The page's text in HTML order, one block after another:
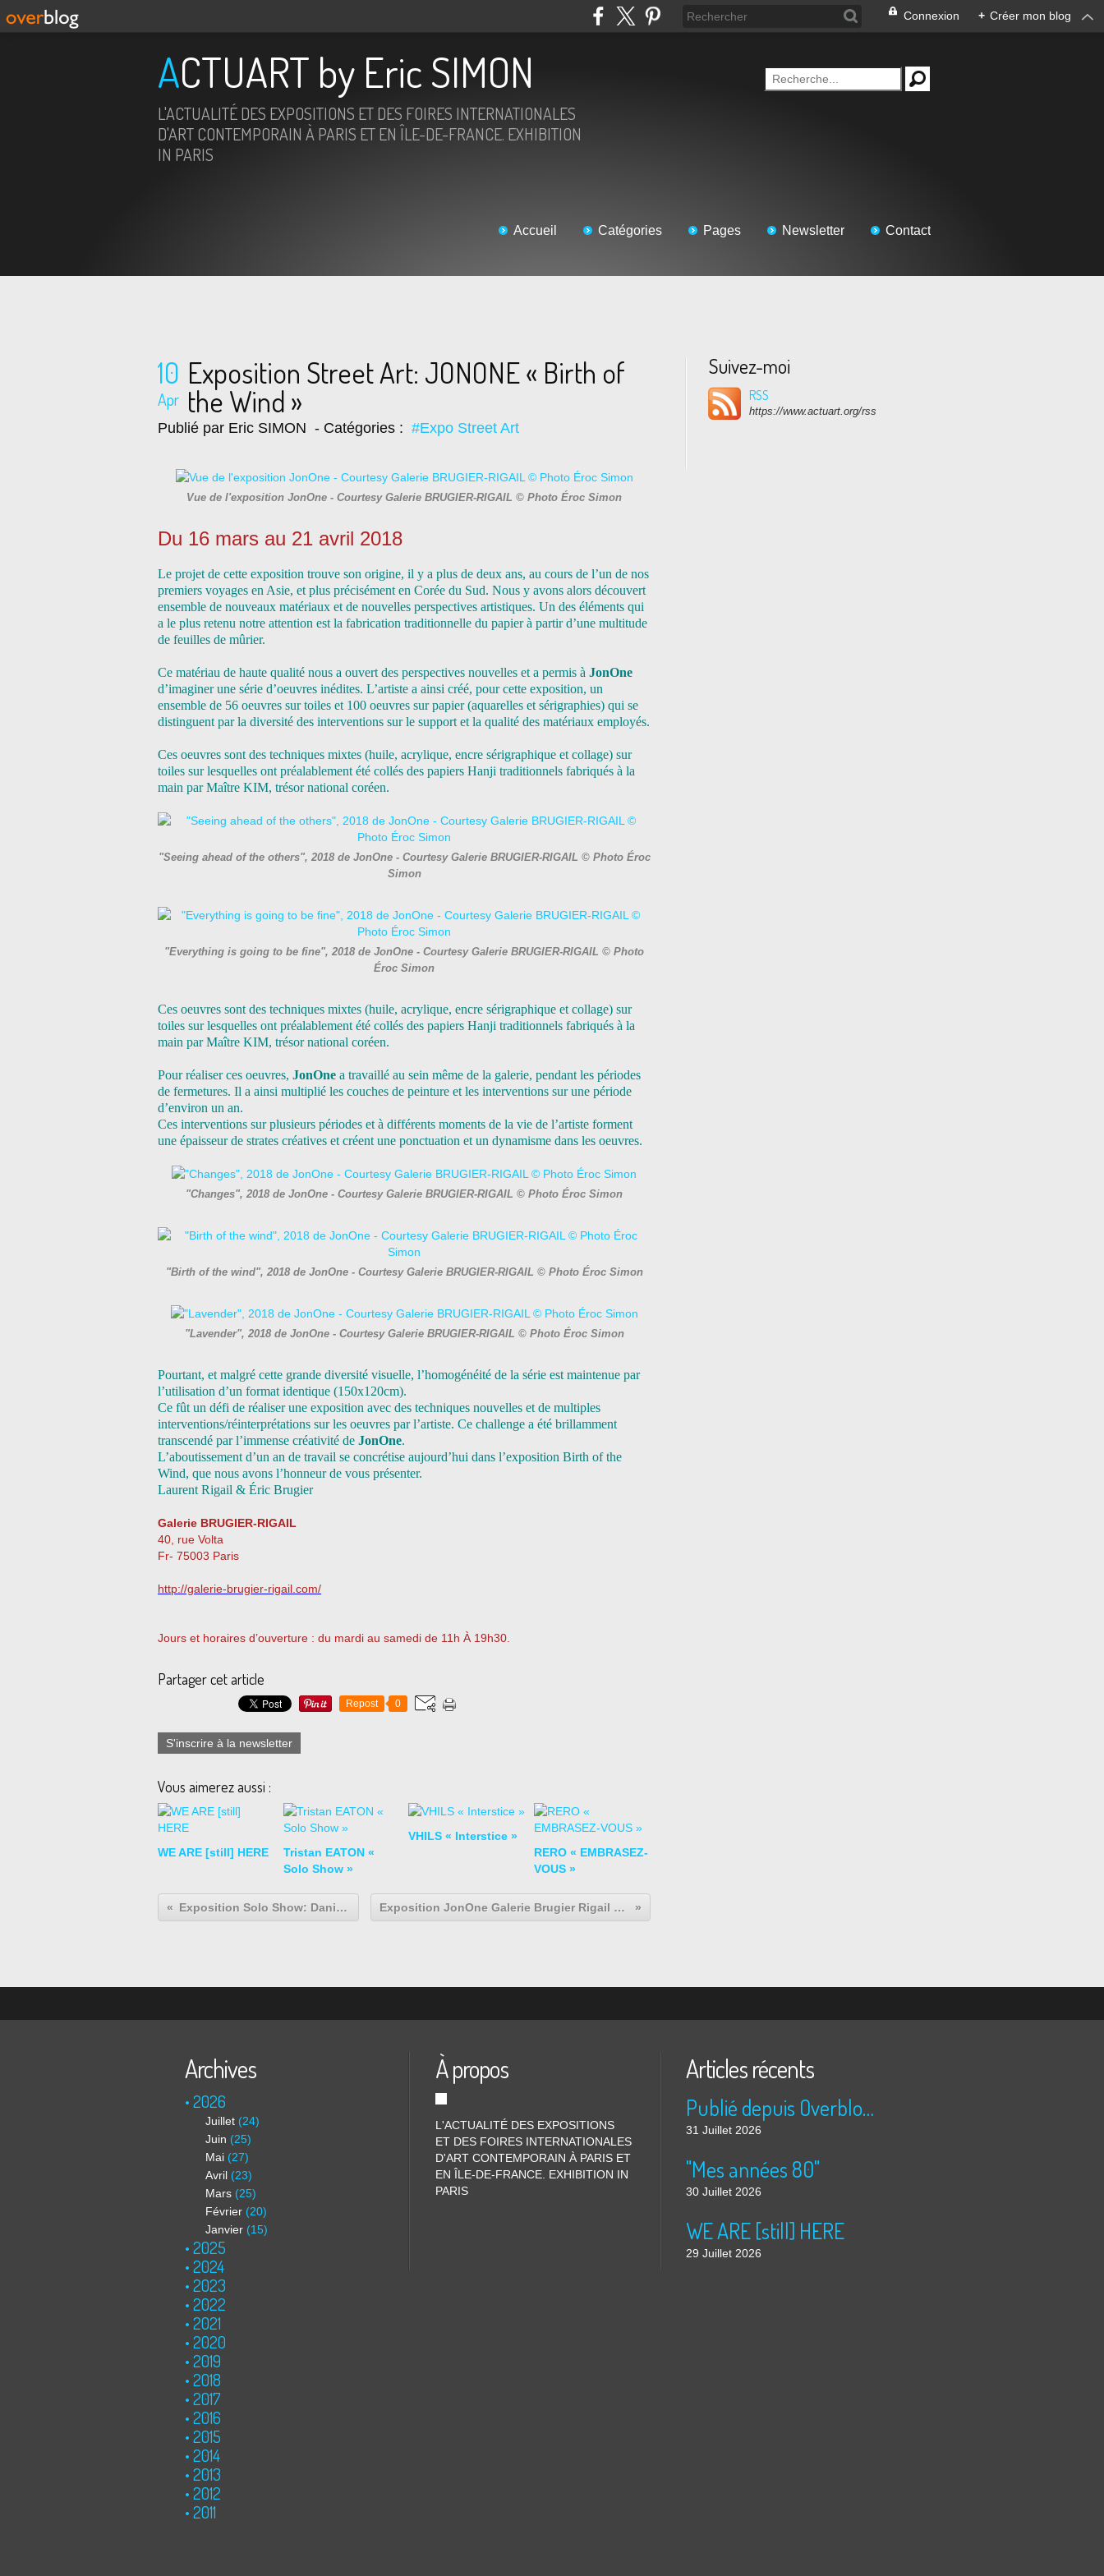
Connexion + Créer mon blog
ACTUART by Eric SIMON
L'ACTUALITÉ DES EXPOSITIONS ET DES FOIRES INTERNATIONALES
D'ART CONTEMPORAIN À PARIS ET EN ÎLE-DE-FRANCE. EXHIBITION
IN PARIS
Accueil Catégories Pages Newsletter Contact
10
Apr
Exposition Street Art: JONONE « Birth of
the Wind »
Publié par Eric SIMON - Catégories : #Expo Street Art
Vue de l'exposition JonOne - Courtesy Galerie BRUGIER-RIGAIL © Photo Éroc Simon
Du 16 mars au 21 avril 2018
Le projet de cette exposition trouve son origine, il y a plus de deux ans, au cours de l’un de nos
premiers voyages en Asie, et plus précisément en Corée du Sud. Nous y avons alors découvert
ensemble de nouveaux matériaux et de nouvelles perspectives artistiques. Un des éléments qui
a le plus retenu notre attention est la fabrication traditionnelle du papier à partir d’une multitude
de feuilles de mûrier.
Ce matériau de haute qualité nous a ouvert des perspectives nouvelles et a permis à JonOne
d’imaginer une série d’oeuvres inédites. L’artiste a ainsi créé, pour cette exposition, un
ensemble de 56 oeuvres sur toiles et 100 oeuvres sur papier (aquarelles et sérigraphies) qui se
distinguent par la diversité des interventions sur le support et la qualité des matériaux employés.
Ces oeuvres sont des techniques mixtes (huile, acrylique, encre sérigraphique et collage) sur
toiles sur lesquelles ont préalablement été collés des papiers Hanji traditionnels fabriqués à la
main par Maître KIM, trésor national coréen.
"Seeing ahead of the others", 2018 de JonOne - Courtesy Galerie BRUGIER-RIGAIL © Photo Éroc
Simon
"Everything is going to be fine", 2018 de JonOne - Courtesy Galerie BRUGIER-RIGAIL © Photo
Éroc Simon
Ces oeuvres sont des techniques mixtes (huile, acrylique, encre sérigraphique et collage) sur
toiles sur lesquelles ont préalablement été collés des papiers Hanji traditionnels fabriqués à la
main par Maître KIM, trésor national coréen.
Pour réaliser ces oeuvres, JonOne a travaillé au sein même de la galerie, pendant les périodes
de fermetures. Il a ainsi multiplié les couches de peinture et les interventions sur une période
d’environ un an.
Ces interventions sur plusieurs périodes et à différents moments de la vie de l’artiste forment
une épaisseur de strates créatives et créent une ponctuation et un dynamisme dans les oeuvres.
"Changes", 2018 de JonOne - Courtesy Galerie BRUGIER-RIGAIL © Photo Éroc Simon
"Birth of the wind", 2018 de JonOne - Courtesy Galerie BRUGIER-RIGAIL © Photo Éroc Simon
"Lavender", 2018 de JonOne - Courtesy Galerie BRUGIER-RIGAIL © Photo Éroc Simon
Pourtant, et malgré cette grande diversité visuelle, l’homogénéité de la série est maintenue par
l’utilisation d’un format identique (150x120cm).
Ce fût un défi de réaliser une exposition avec des techniques nouvelles et de multiples
interventions/réinterprétations sur les oeuvres par l’artiste. Ce challenge a été brillamment
transcendé par l’immense créativité de JonOne.
L’aboutissement d’un an de travail se concrétise aujourd’hui dans l’exposition Birth of the
Wind, que nous avons l’honneur de vous présenter.
Laurent Rigail & Éric Brugier
Galerie BRUGIER-RIGAIL
40, rue Volta
Fr- 75003 Paris
http://galerie-brugier-rigail.com/
Jours et horaires d’ouverture : du mardi au samedi de 11h À 19h30.
Partager cet article
Repost 0
S'inscrire à la newsletter
Vous aimerez aussi :
WE ARE [still] HERE
Tristan EATON «
Solo Show »
VHILS « Interstice »
RERO « EMBRASEZ-
VOUS »
Exposition Solo Show: Daniel POMMEREULLE "Je traverse, et nous restons..." Exposition JonOne Galerie Brugier Rigail 75003 Paris #actuart#exhibitioninparis #expoaparis #expoparis #jonone
Suivez-moi
RSS
https://www.actuart.org/rss
Archives
2026
Juillet (24)
Juin (25)
Mai (27)
Avril (23)
Mars (25)
Février (20)
Janvier (15)
2025
2024
2023
2022
2021
2020
2019
2018
2017
2016
2015
2014
2013
2012
2011
À propos
L'ACTUALITÉ DES EXPOSITIONS
ET DES FOIRES INTERNATIONALES
D'ART CONTEMPORAIN À PARIS ET
EN ÎLE-DE-FRANCE. EXHIBITION IN
PARIS
Articles récents
Publié depuis Overblog et Facebook
31 Juillet 2026
"Mes années 80"
30 Juillet 2026
WE ARE [still] HERE
29 Juillet 2026